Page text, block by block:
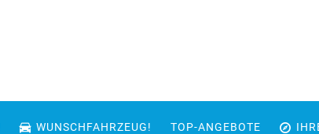
WUNSCHFAHRZEUG! TOP-ANGEBOTE